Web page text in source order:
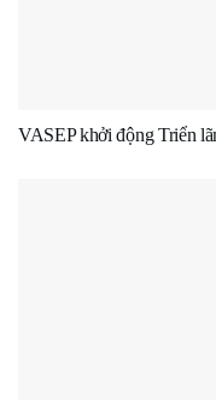
VASEP khởi động Triển